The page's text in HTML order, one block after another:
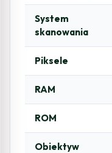
System
skanowania
Piksele
RAM
ROM
Obiektyw